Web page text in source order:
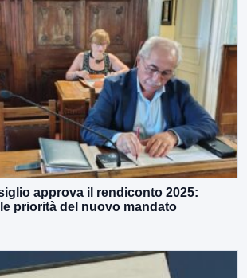
approva il rendiconto 2025:
priorità del nuovo mandato